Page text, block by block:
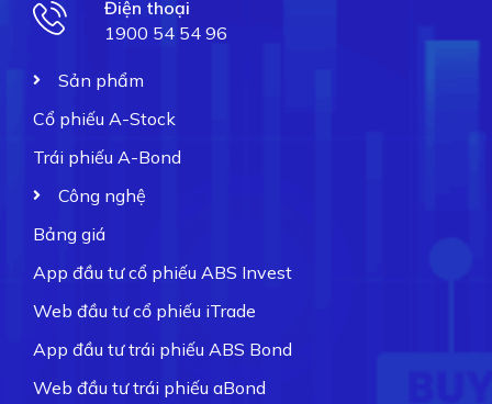
Điện thoại
1900 54 54 96
Sản phẩm
Cổ phiếu A-Stock
Trái phiếu A-Bond
Công nghệ
Bảng giá
App đầu tư cổ phiếu ABS Invest
Web đầu tư cổ phiếu iTrade
App đầu tư trái phiếu ABS Bond
Web đầu tư trái phiếu aBond